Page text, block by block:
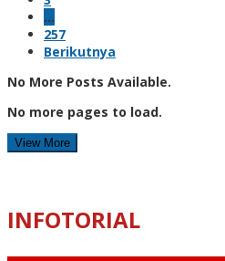
…
257
Berikutnya
No More Posts Available.
No more pages to load.
View More
INFOTORIAL